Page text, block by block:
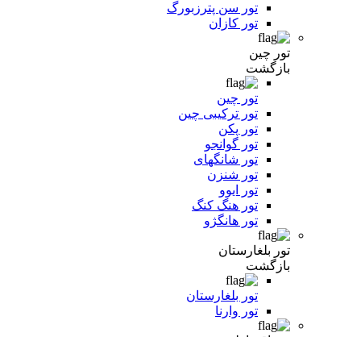
تور سن پترزبورگ
تور کازان
تور چین
بازگشت
تور چین
تور ترکیبی چین
تور پکن
تور گوانجو
تور شانگهای
تور شنزن
تور ایوو
تور هنگ کنگ
تور هانگژو
تور بلغارستان
بازگشت
تور بلغارستان
تور وارنا